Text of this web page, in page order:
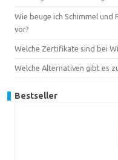
Wie beuge ich Schimmel und
vor?
Welche Zertifikate sind bei
Welche Alternativen gibt es
Bestseller